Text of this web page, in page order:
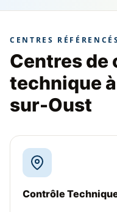
CENTRES RÉFÉRENCÉS
Centres de
technique
sur-Oust
Contrôle